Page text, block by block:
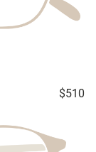
$510